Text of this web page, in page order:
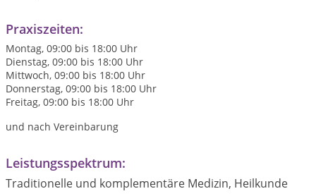
Praxiszeiten:
Montag, 09:00 bis 18:00 Uhr
Dienstag, 09:00 bis 18:00 Uhr
Mittwoch, 09:00 bis 18:00 Uhr
Donnerstag, 09:00 bis 18:00 Uhr
Freitag, 09:00 bis 18:00 Uhr
und nach Vereinbarung
Leistungsspektrum:
Traditionelle und komplementäre Medizin, Heilkunde